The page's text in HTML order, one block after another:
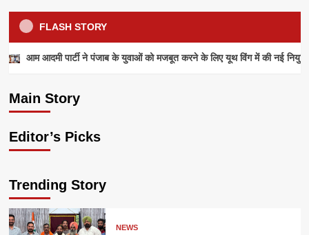
FLASH STORY
आम आदमी पार्टी ने पंजाब के युवाओं को मजबूत करने के लिए यूथ विंग में की नई
Main Story
आम आदमी पार्टी ने पंजाब के युवाओं को मजबूत करने के
admin July 28, 2026
Editor’s Picks
Trending Story
NEWS